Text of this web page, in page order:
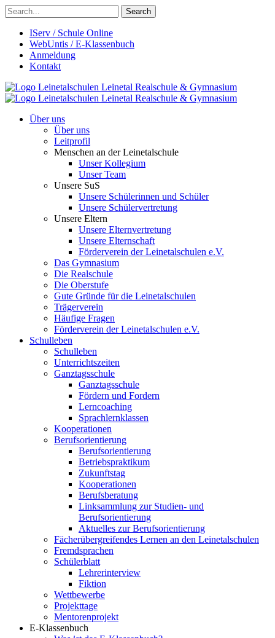
Search
IServ / Schule Online
WebUntis / E-Klassenbuch
Anmeldung
Kontakt
Leinetalschulen Leinetal Realschule & Gymnasium
Leinetalschulen Leinetal Realschule & Gymnasium
Über uns
Über uns
Leitprofil
Menschen an der Leinetalschule
Unser Kollegium
Unser Team
Unsere SuS
Unsere Schülerinnen und Schüler
Unsere Schülervertretung
Unsere Eltern
Unsere Elternvertretung
Unsere Elternschaft
Förderverein der Leinetalschulen e.V.
Das Gymnasium
Die Realschule
Die Oberstufe
Gute Gründe für die Leinetalschulen
Trägerverein
Häufige Fragen
Förderverein der Leinetalschulen e.V.
Schulleben
Schulleben
Unterrichtszeiten
Ganztagsschule
Ganztagsschule
Fördern und Fordern
Lerncoaching
Sprachlernklassen
Kooperationen
Berufsorientierung
Berufsorientierung
Betriebspraktikum
Zukunftstag
Kooperationen
Berufsberatung
Linksammlung zur Studien- und
Berufsorientierung
Aktuelles zur Berufsorientierung
Fächerübergreifendes Lernen an den Leinetalschulen
Fremdsprachen
Schülerblatt
Lehrerinterview
Fiktion
Wettbewerbe
Projekttage
Mentorenprojekt
E-Klassenbuch